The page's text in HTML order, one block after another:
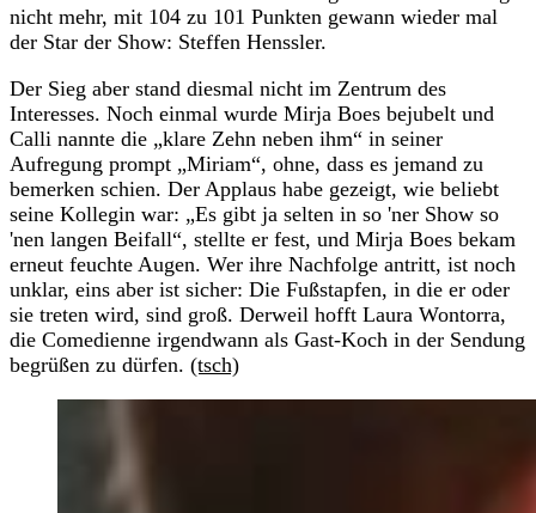
nicht mehr, mit 104 zu 101 Punkten gewann wieder mal
der Star der Show: Steffen Henssler.
Der Sieg aber stand diesmal nicht im Zentrum des
Interesses. Noch einmal wurde Mirja Boes bejubelt und
Calli nannte die „klare Zehn neben ihm“ in seiner
Aufregung prompt „Miriam“, ohne, dass es jemand zu
bemerken schien. Der Applaus habe gezeigt, wie beliebt
seine Kollegin war: „Es gibt ja selten in so 'ner Show so
'nen langen Beifall“, stellte er fest, und Mirja Boes bekam
erneut feuchte Augen. Wer ihre Nachfolge antritt, ist noch
unklar, eins aber ist sicher: Die Fußstapfen, in die er oder
sie treten wird, sind groß. Derweil hofft Laura Wontorra,
die Comedienne irgendwann als Gast-Koch in der Sendung
begrüßen zu dürfen. (tsch)